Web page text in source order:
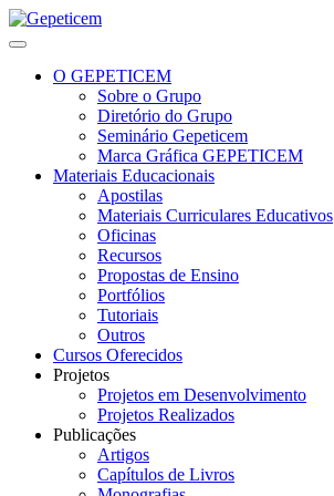
O GEPETICEM
Sobre o Grupo
Diretório do Grupo
Seminário Gepeticem
Marca Gráfica GEPETICEM
Materiais Educacionais
Apostilas
Materiais Curriculares Educativos
Oficinas
Recursos
Propostas de Ensino
Portfólios
Tutoriais
Outros
Cursos Oferecidos
Projetos
Projetos em Desenvolvimento
Projetos Realizados
Publicações
Artigos
Capítulos de Livros